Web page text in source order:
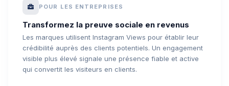
POUR LES ENTREPRISES
Transformez la preuve sociale en revenus
Les marques utilisent Instagram Views pour établir leur
crédibilité auprès des clients potentiels. Un engagement
visible plus élevé signale une présence fiable et active
qui convertit les visiteurs en clients.